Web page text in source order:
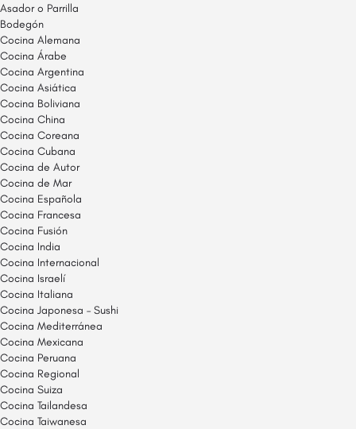
Asador o Parrilla
Bodegón
Cocina Alemana
Cocina Árabe
Cocina Argentina
Cocina Asiática
Cocina Boliviana
Cocina China
Cocina Coreana
Cocina Cubana
Cocina de Autor
Cocina de Mar
Cocina Española
Cocina Francesa
Cocina Fusión
Cocina India
Cocina Internacional
Cocina Israelí
Cocina Italiana
Cocina Japonesa – Sushi
Cocina Mediterránea
Cocina Mexicana
Cocina Peruana
Cocina Regional
Cocina Suiza
Cocina Tailandesa
Cocina Taiwanesa